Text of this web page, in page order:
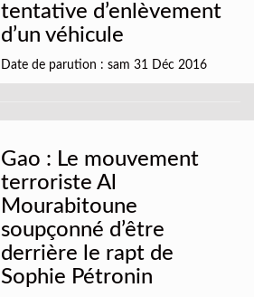
tentative d’enlèvement
d’un véhicule
Date de parution : sam 31 Déc 2016
Gao : Le mouvement
terroriste Al
Mourabitoune
soupçonné d’être
derrière le rapt de
Sophie Pétronin